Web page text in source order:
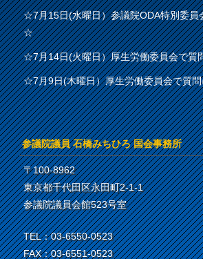
☆7月15日(水曜日）参議院ODA特別委員
☆
☆7月14日(火曜日）厚生労働委員会で質
☆7月9日(木曜日）厚生労働委員会で質
参議院議員 石橋みちひろ 国会事務所
〒100-8962
東京都千代田区永田町2-1-1
参議院議員会館523号室
TEL：03-6550-0523
FAX：03-6551-0523